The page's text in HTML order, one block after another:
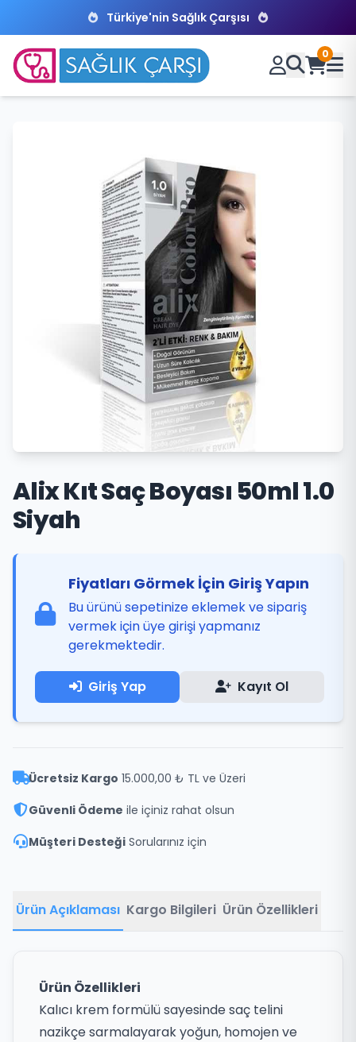
Türkiye'nin Sağlık Çarşısı
0
Alix Kıt Saç Boyası 50ml 1.0
Siyah
Fiyatları Görmek İçin Giriş Yapın
Bu ürünü sepetinize eklemek ve sipariş
vermek için üye girişi yapmanız
gerekmektedir.
Giriş Yap Kayıt Ol
Ücretsiz Kargo 15.000,00 ₺ TL ve Üzeri
Güvenli Ödeme ile içiniz rahat olsun
Müşteri Desteği Sorularınız için
Ürün Açıklaması Kargo Bilgileri Ürün Özellikleri
Ürün Özellikleri
Kalıcı krem formülü sayesinde saç telini
nazikçe sarmalayarak yoğun, homojen ve